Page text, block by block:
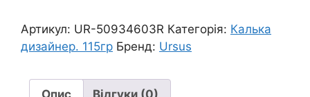
21х30см
КОРОВКИ
Артикул: UR-50934603R Категорія: Калька
дизайнер. 115гр Бренд: Ursus
Опис Відгуки (0)